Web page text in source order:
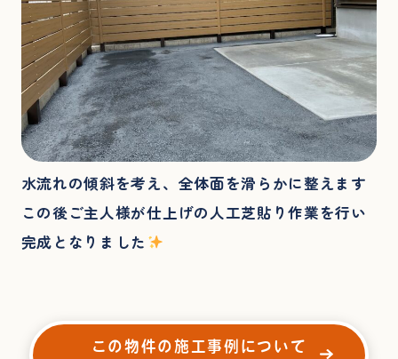
水流れの傾斜を考え、全体面を滑らかに整えます
この後ご主人様が仕上げの人工芝貼り作業を行い
完成となりました
この物件の施工事例について